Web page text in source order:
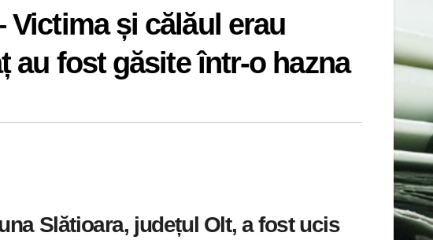
Victima și călăul erau
au fost găsite într-o hazna
Slătioara, județul Olt, a fost ucis